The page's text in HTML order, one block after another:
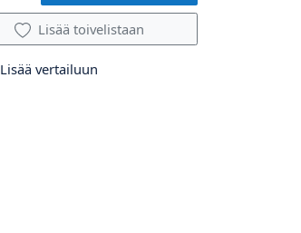
Lisää toivelistaan
Lisää vertailuun